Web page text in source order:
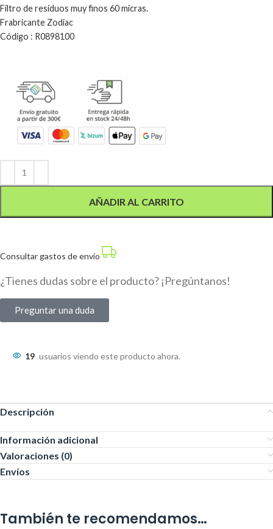
Filtro de residuos muy finos 60 micras.
Frabricante Zodiac
Código : R0898100
AÑADIR AL CARRITO
Consultar gastos de envío
¿Tienes dudas sobre el producto? ¡Pregúntanos!
Preguntar una duda
19 usuarios viendo este producto ahora.
Descripción
Información adicional
Valoraciones (0)
Envíos
También te recomendamos…